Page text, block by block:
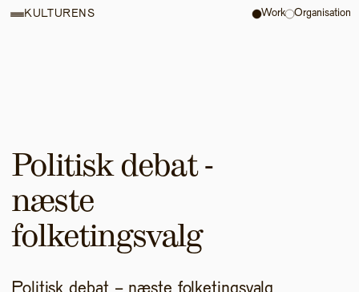
Politisk debat -
næste
folketingsvalg
KULTURENS Work Organisation